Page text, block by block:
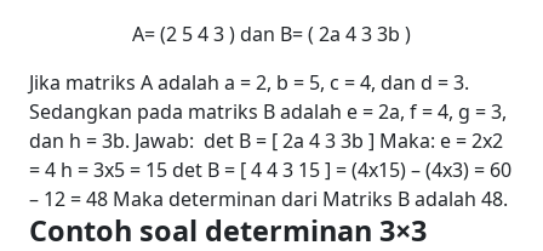
A= (2 543 )dan B= ( 2a 433b )
Jika matriks A adalah a = 2, b = 5, c = 4, dan d = 3.
Sedangkan pada matriks B adalah e = 2a, f = 4, g = 3,
dan h = 3b. Jawab: det B = [2a 433b ] Maka: e = 2x2
= 4 h = 3x5 = 15det B = [443 15] = (4x15) – (4x3) = 60
– 12 = 48 Maka determinan dari Matriks B adalah 48.
Contoh soal determinan 3×3